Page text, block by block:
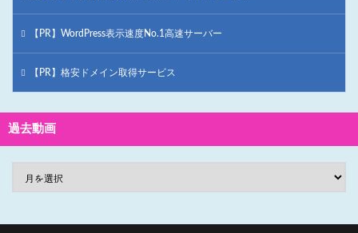
【PR】WordPress表示速度No.1高速サーバー
【PR】格安ドメイン取得サービス
過去動画